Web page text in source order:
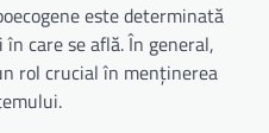
este determinată
care se află. În general,
rol crucial în menținerea